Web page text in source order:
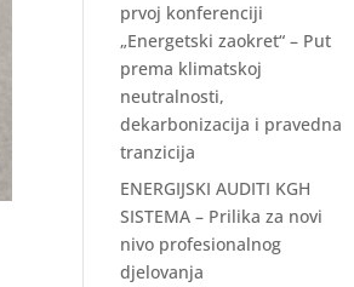
prvoj konferenciji
„Energetski zaokret“ – Put
prema klimatskoj
neutralnosti,
dekarbonizacija i pravedna
tranzicija
ENERGIJSKI AUDITI KGH
SISTEMA – Prilika za novi
nivo profesionalnog
djelovanja